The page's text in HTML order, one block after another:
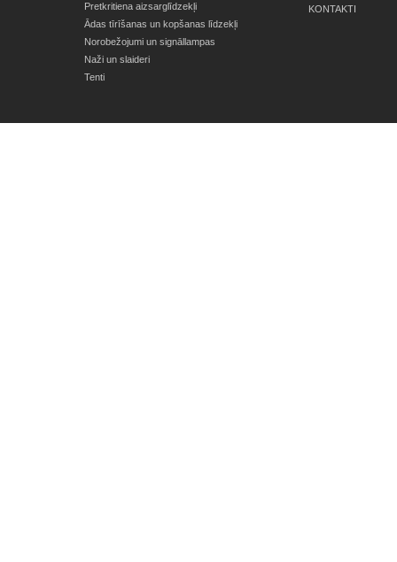
Pretkritiena aizsarglīdzekļi
Ādas tīrīšanas un kopšanas līdzekļi
Norobežojumi un signāllampas
Naži un slaideri
Tenti
KONTAKTI